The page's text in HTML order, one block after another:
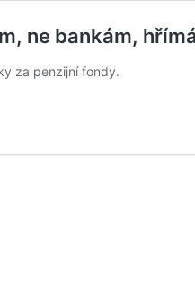
ne bankám,
za penzijní fondy.